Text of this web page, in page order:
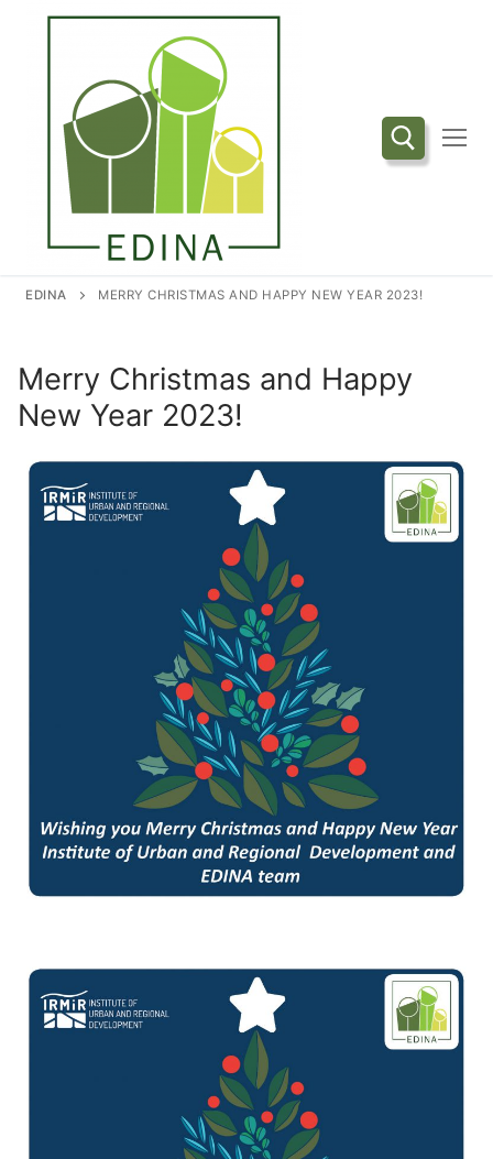
Przejdź
Szukaj:
EDINA MERRY CHRISTMAS AND HAPPY NEW YEAR 2023!
Merry Christmas and Happy
New Year 2023!